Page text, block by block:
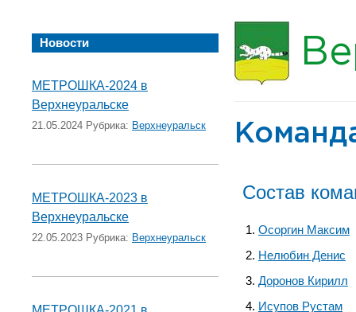
Новости
МЕТРОШКА-2024 в
Верхнеуральске
21.05.2024 Рубрика: Верхнеуральск
МЕТРОШКА-2023 в
Верхнеуральске
22.05.2023 Рубрика: Верхнеуральск
Состав
Осоргин Максим
Нелюбин Денис
Доронов Кирилл
Исупов Рустам